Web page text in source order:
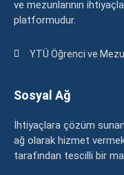
ve mezunlarının
platformudur.
YTÜ Öğrenci ve
Sosyal Ağ
İhtiyaçlara çözüm
ağ olarak hizmet
tarafından tescilli bir